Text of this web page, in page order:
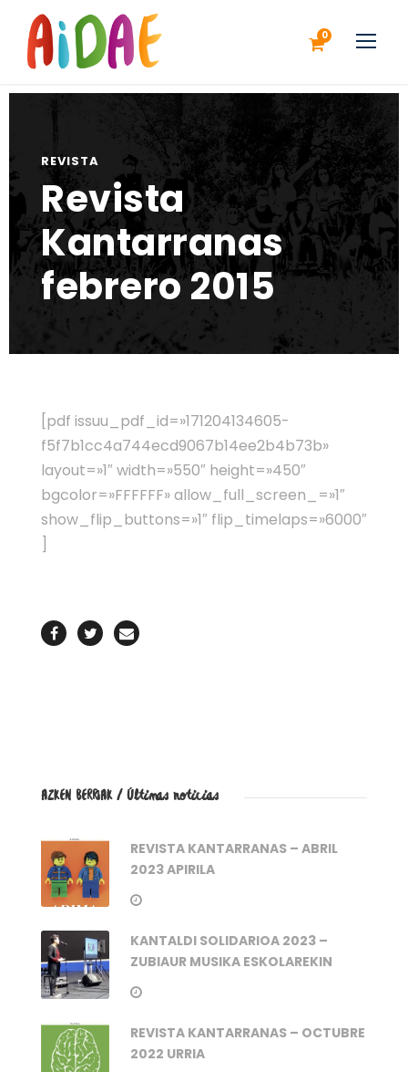
0
REVISTA
Revista
Kantarranas
febrero 2015
[pdf issuu_pdf_id=»171204134605-
f5f7b1cc4a744ecd9067b14ee2b4b73b»
layout=»1″ width=»550″ height=»450″
bgcolor=»FFFFFF» allow_full_screen_=»1″
show_flip_buttons=»1″ flip_timelaps=»6000″
AZKEN BERRIAK / Últimas noticias
REVISTA KANTARRANAS – ABRIL
2023 APIRILA
KANTALDI SOLIDARIOA 2023 –
ZUBIAUR MUSIKA ESKOLAREKIN
REVISTA KANTARRANAS – OCTUBRE
2022 URRIA